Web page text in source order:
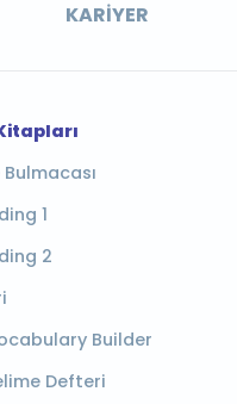
KARIYER
1
2
Builder
Defteri